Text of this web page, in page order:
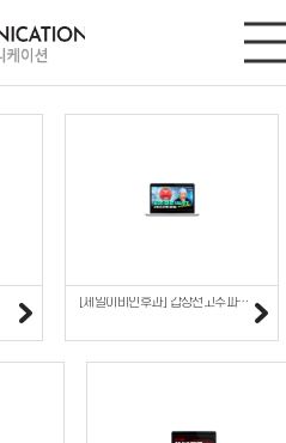
[제일이비인후과] 갑상선고주파절제술